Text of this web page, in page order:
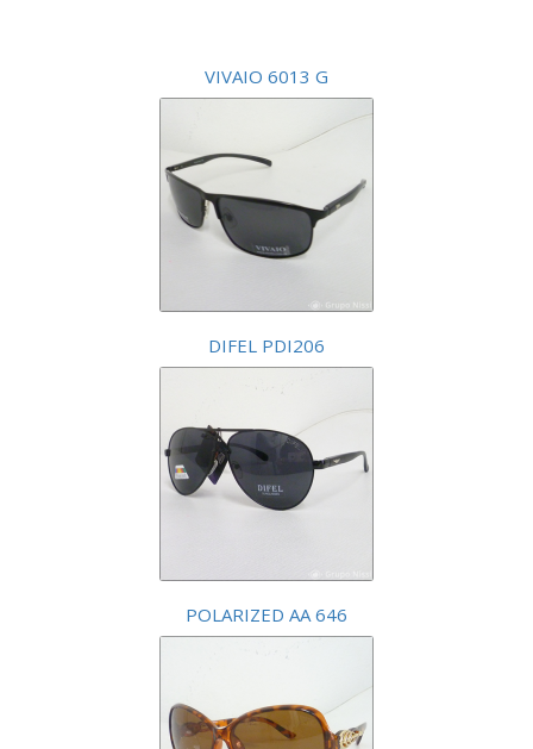
VIVAIO 6013 G
DIFEL PDI206
POLARIZED AA 646